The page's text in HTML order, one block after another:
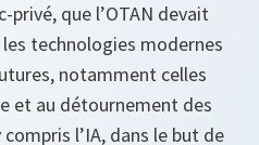
privé, que l’OTAN devait
technologies modernes
notamment celles
et au détournement des
l’IA, dans le but de